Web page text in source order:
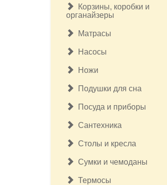
Корзины, коробки и
органайзеры
Матрасы
Насосы
Ножи
Подушки для сна
Посуда и приборы
Сантехника
Столы и кресла
Сумки и чемоданы
Термосы